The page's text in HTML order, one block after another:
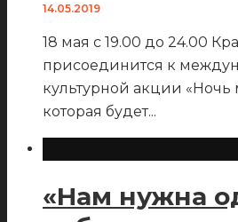
14.05.2019
18 мая с 19.00 до 24.00
присоединится к
культурной акции «Ночь
которая будет...
«Нам нужна